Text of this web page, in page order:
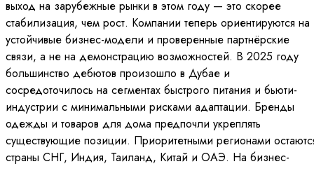
выход на зарубежные рынки в этом году — это скорее
стабилизация, чем рост. Компании теперь ориентируются на
устойчивые бизнес-модели и проверенные партнёрские
связи, а не на демонстрацию возможностей. В 2025 году
большинство дебютов произошло в Дубае и
сосредоточилось на сегментах быстрого питания и бьюти-
индустрии с минимальными рисками адаптации. Бренды
одежды и товаров для дома предпочли укреплять
существующие позиции. Приоритетными регионами
страны СНГ, Индия, Таиланд, Китай и ОАЭ. На бизнес-